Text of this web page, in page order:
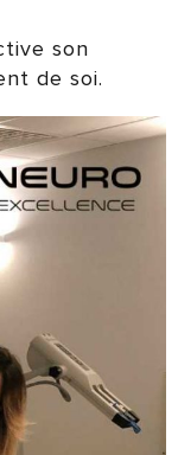
son
de soi.